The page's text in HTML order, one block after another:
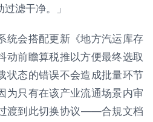
滤干净。」
统会搭配更新《地方汽运库存
动前瞻算税推以方便最终选取
状态的错误不会造成批量环节
为只有在该产业流通场景内审
渡到此切换协议——合規文档